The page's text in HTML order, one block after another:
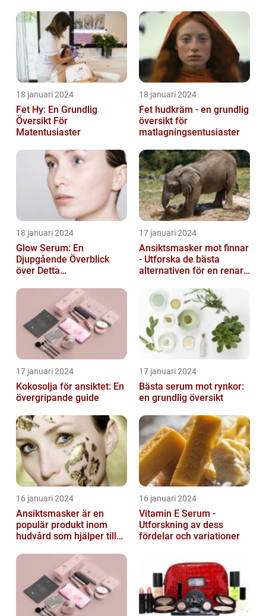
18 januari 2024
Fet Hy: En Grundlig
Översikt För
Matentusiaster
18 januari 2024
Fet hudkräm - en grundlig
översikt för
matlagningsentusiaster
18 januari 2024
Glow Serum: En
Djupgående Överblick
över Detta
17 januari 2024
Ansiktsmasker mot finnar
- Utforska de bästa
alternativen för en renare
17 januari 2024
Kokosolja för ansiktet: En
övergripande guide
17 januari 2024
Bästa serum mot rynkor:
en grundlig översikt
16 januari 2024
Ansiktsmasker är en
populär produkt inom
hudvård som hjälper till
näring åt hud...
16 januari 2024
Vitamin E Serum -
Utforskning av dess
fördelar och variationer